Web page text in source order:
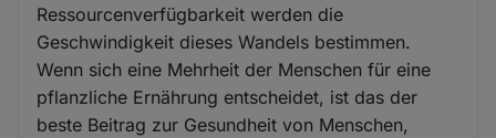
Ressourcenverfügbarkeit werden die
Geschwindigkeit dieses Wandels bestimmen.
Wenn sich eine Mehrheit der Menschen für eine
pflanzliche Ernährung entscheidet, ist das der
beste Beitrag zur Gesundheit von Menschen,